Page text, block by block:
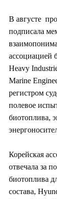
В августе
подписала
ассоциацией
Heavy
Marine
регистром
полевое
биотоплива,
Корейская
отвечала за
биотоплива
состава,